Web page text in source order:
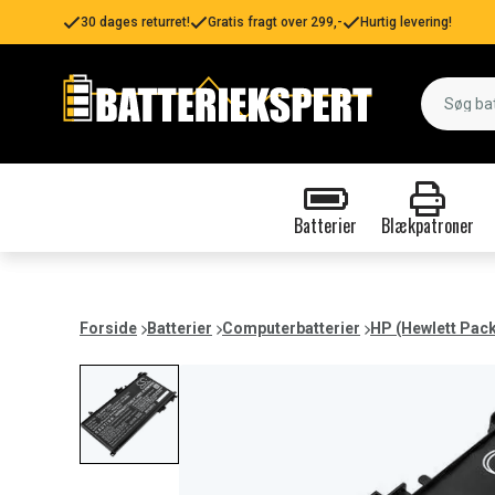
30 dages returret! Gratis fragt over 299,- Hurtig levering!
Batterier Blækpatroner
Forside Batterier Computerbatterier HP (Hewlett